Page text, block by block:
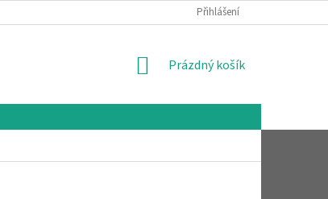
Přihlášení
NÁKUPNÍ
Prázdný košík